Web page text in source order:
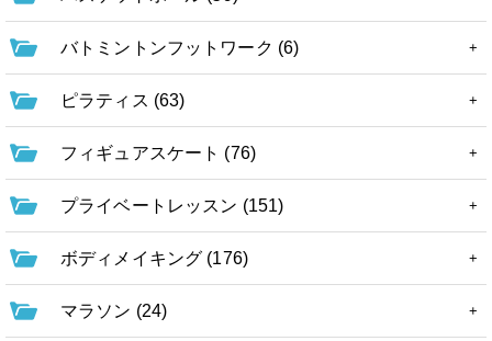
バトミントンフットワーク (6)
ピラティス (63)
フィギュアスケート (76)
プライベートレッスン (151)
ボディメイキング (176)
マラソン (24)